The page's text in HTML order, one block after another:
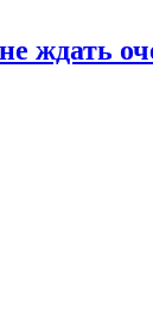
ждать